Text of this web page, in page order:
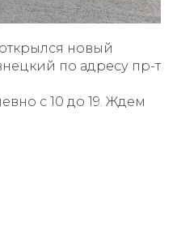
новый
по адресу пр-т
с 10 до 19. Ждем